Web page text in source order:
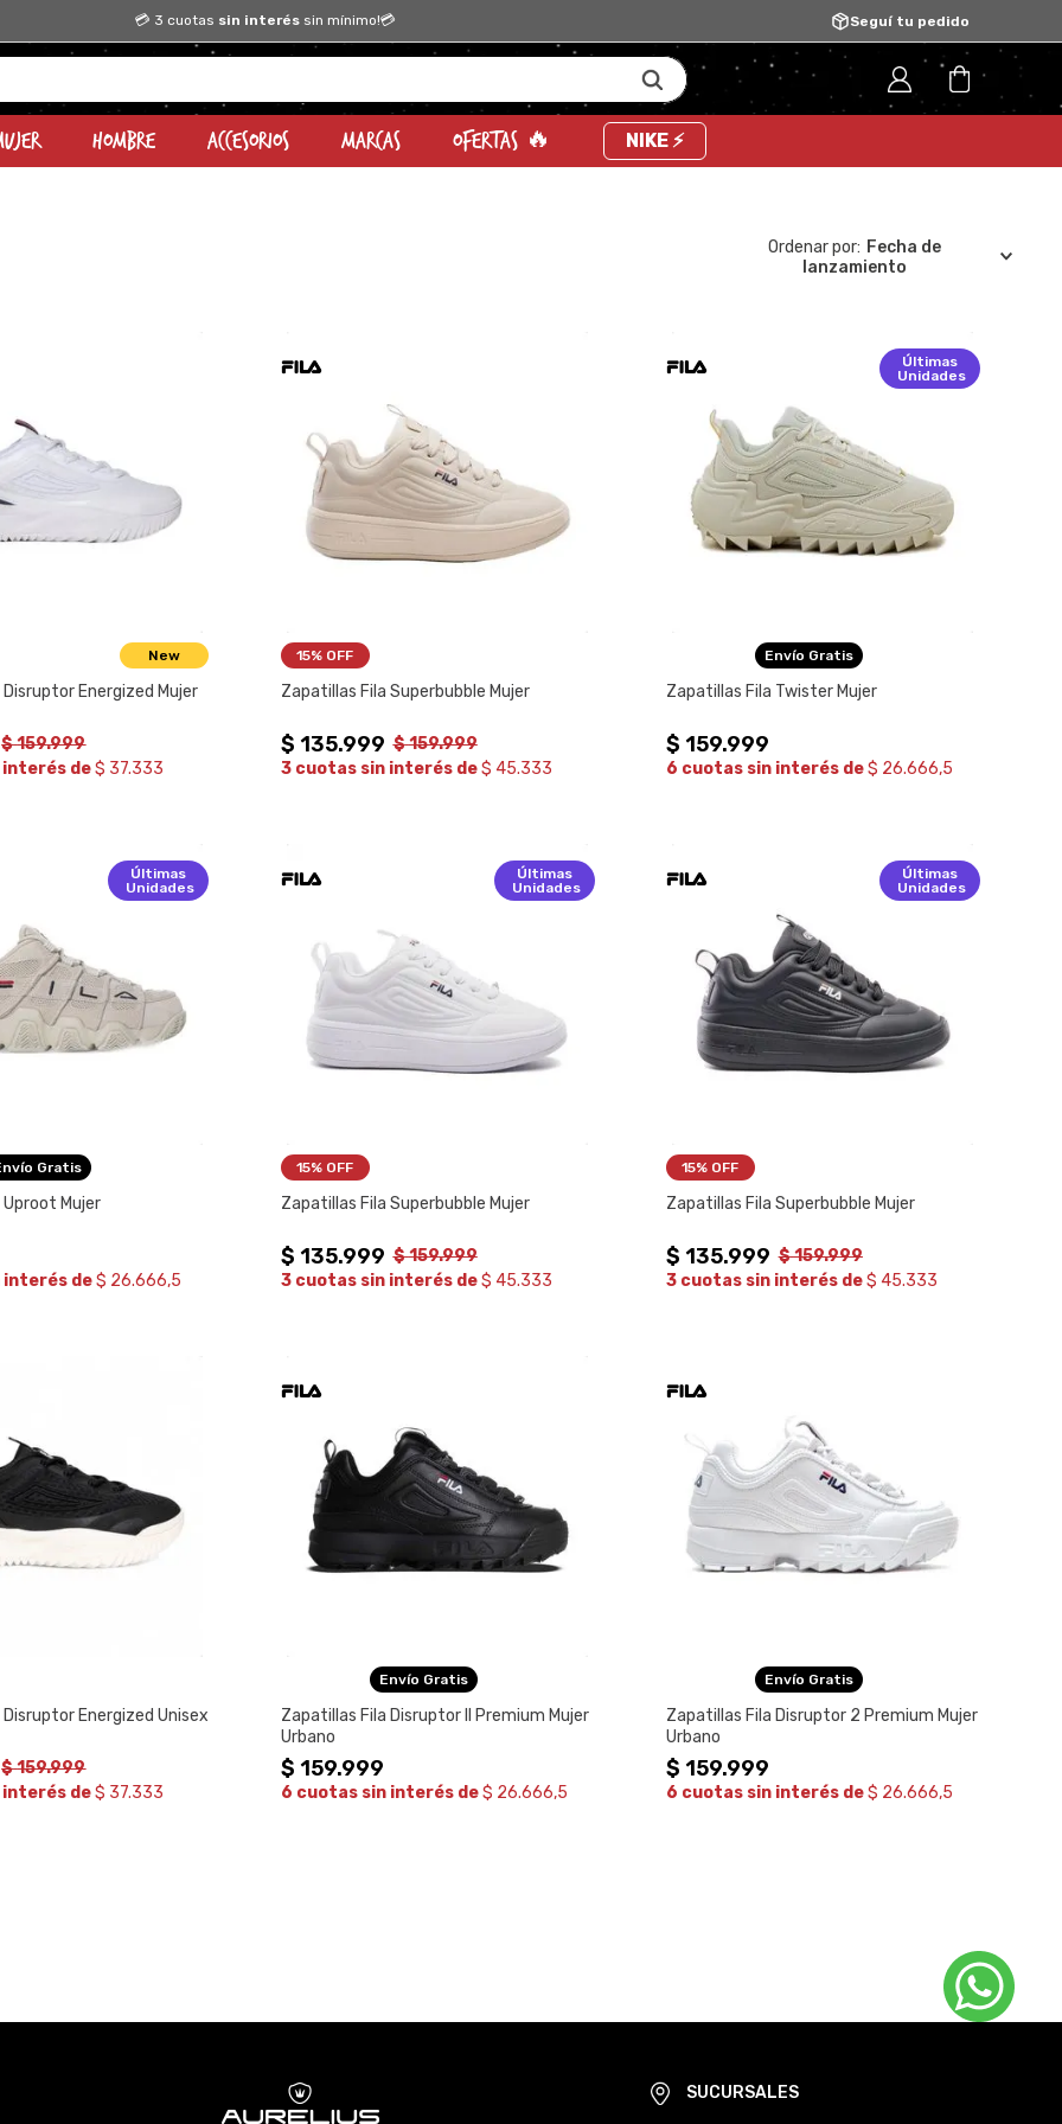
💳 3 cuotas sin interés sin mínimo!💳 Seguí tu pedido
Hombre Accesorios Marcas OFERTAS 🔥 NIKE ⚡
Fecha de
lanzamiento
New
Energized Mujer
$159.999
interés de$ 37.333
15% OFF
Zapatillas Fila Superbubble Mujer
$ 135.999 $159.999
3 cuotas sin interés de $ 45.333
Últimas
Unidades
Envío Gratis
Zapatillas Fila Twister Mujer
$ 159.999
6 cuotas sin interés de$ 26.666,5
Últimas
Unidades
Gratis
Mujer
interés de$ 26.666,5
Últimas
Unidades
15% OFF
Zapatillas Fila Superbubble Mujer
$ 135.999 $159.999
3 cuotas sin interés de $ 45.333
Últimas
Unidades
15% OFF
Zapatillas Fila Superbubble Mujer
$ 135.999 $159.999
3 cuotas sin interés de$ 45.333
Energized Unisex
$159.999
interés de$ 37.333
Envío Gratis
Zapatillas Fila Disruptor II Premium Mujer
Urbano
$ 159.999
6 cuotas sin interés de $ 26.666,5
Envío Gratis
Zapatillas Fila Disruptor 2 Premium Mujer
Urbano
$ 159.999
6 cuotas sin interés de$ 26.666,5
SUCURSALES